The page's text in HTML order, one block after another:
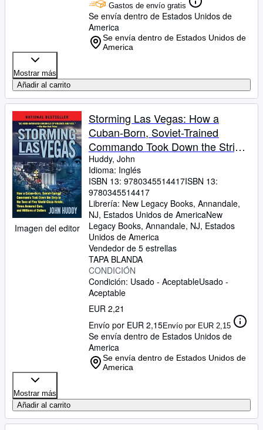
Gastos de envío gratis
Se envía dentro de Estados Unidos de
America
Se envía dentro de Estados Unidos de
America
Mostrar más
Añadir al carrito
Imagen del editor
Storming Las Vegas: How a
Cuban-Born, Soviet-Trained
Commando Took Down the Strip
to the Tune of Five World-Class
Hotels, Three Armored Cars, and
Millions of Dollars
Huddy, John
Idioma: Inglés
ISBN 13: 9780345514417ISBN 13:
9780345514417
Librería: New Legacy Books, Annandale,
NJ, Estados Unidos de AmericaNew
Legacy Books, Annandale, NJ, Estados
Unidos de America
Vendedor de 5 estrellas
TAPA BLANDA
CONDICIÓN
Condición: Usado - AceptableUsado -
Aceptable
EUR 2,21
Envío por EUR 2,15Envío por EUR 2,15
Se envía dentro de Estados Unidos de
America
Se envía dentro de Estados Unidos de
America
Mostrar más
Añadir al carrito